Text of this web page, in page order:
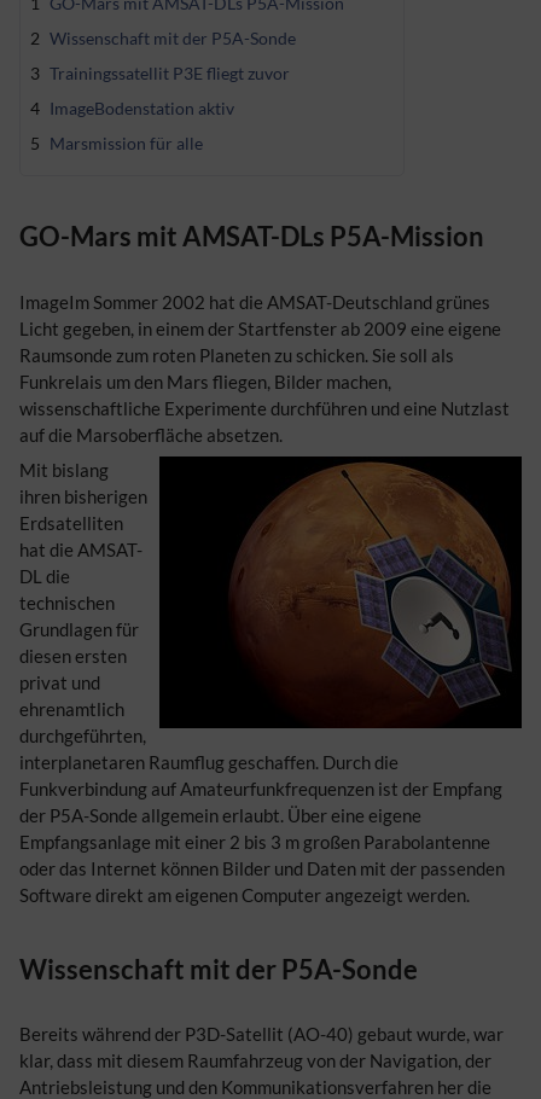
2 Wissenschaft mit der P5A-Sonde
3 Trainingssatellit P3E fliegt zuvor
4 ImageBodenstation aktiv
5 Marsmission für alle
GO-Mars mit AMSAT-DLs P5A-Mission
ImageIm Sommer 2002 hat die AMSAT-Deutschland grünes
Licht gegeben, in einem der Startfenster ab 2009 eine eigene
Raumsonde zum roten Planeten zu schicken. Sie soll als
Funkrelais um den Mars fliegen, Bilder machen,
wissenschaftliche Experimente durchführen und eine Nutzlast
auf die Marsoberfläche absetzen.
Mit bislang
ihren bisherigen
Erdsatelliten
hat die AMSAT-
DL die
technischen
Grundlagen für
diesen ersten
privat und
ehrenamtlich
durchgeführten,
interplanetaren Raumflug geschaffen. Durch die
Funkverbindung auf Amateurfunkfrequenzen ist der Empfang
der P5A-Sonde allgemein erlaubt. Über eine eigene
Empfangsanlage mit einer 2 bis 3 m großen Parabolantenne
oder das Internet können Bilder und Daten mit der passenden
Software direkt am eigenen Computer angezeigt werden.
Wissenschaft mit der P5A-Sonde
Bereits während der P3D-Satellit (AO-40) gebaut wurde, war
klar, dass mit diesem Raumfahrzeug von der Navigation, der
Antriebsleistung und den Kommunikationsverfahren her die